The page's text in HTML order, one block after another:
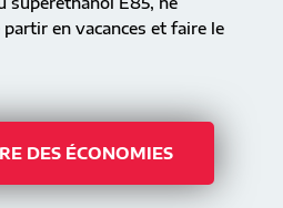
en vacances et faire le
DES ÉCONOMIES